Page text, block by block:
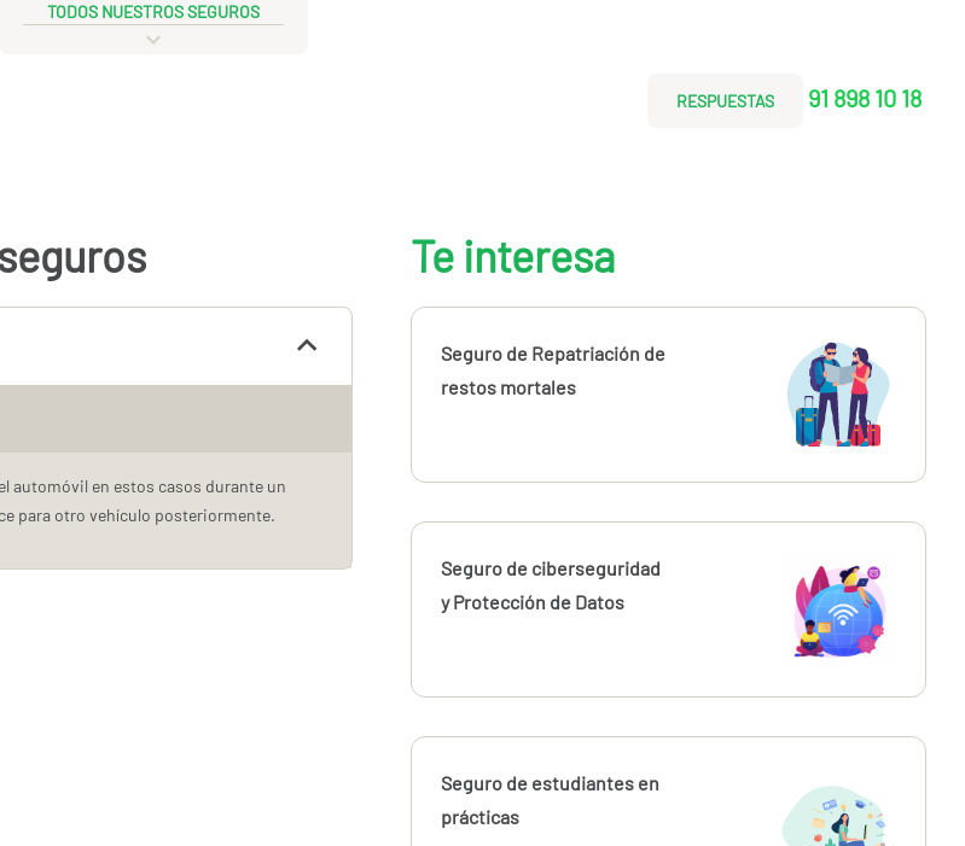
TODOS NUESTROS SEGUROS
RESPUESTAS 91 898 10 18
automóvil en estos casos durante un
para otro vehículo posteriormente.
Te interesa
Seguro de Repatriación de
restos mortales
Seguro de ciberseguridad
y Protección de Datos
Seguro de estudiantes en
prácticas